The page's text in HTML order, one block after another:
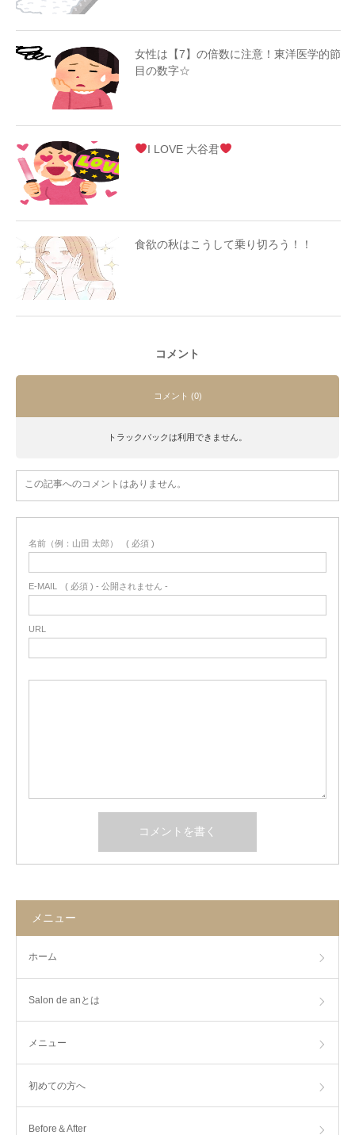
女性は【7】の倍数に注意！東洋医学的節
目の数字☆
I LOVE 大谷君
食欲の秋はこうして乗り切ろう！！
コメント
コメント (0)
トラックバックは利用できません。
この記事へのコメントはありません。
名前（例：山田 太郎） ( 必須 )
E-MAIL ( 必須 ) - 公開されません -
URL
メニュー
ホーム
Salon de anとは
メニュー
初めての方へ
Before＆After